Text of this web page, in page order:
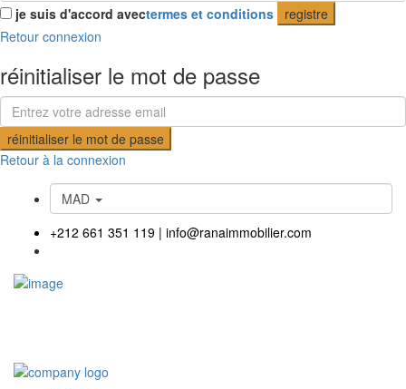
je suis d'accord avectermes et conditions
registre
Retour connexion
réinitialiser le mot de passe
réinitialiser le mot de passe
Retour à la connexion
MAD
+212 661 351 119 | info@ranaimmobilier.com